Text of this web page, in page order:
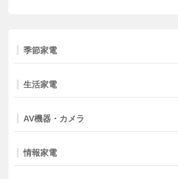
季節家電
生活家電
AV機器・カメラ
情報家電